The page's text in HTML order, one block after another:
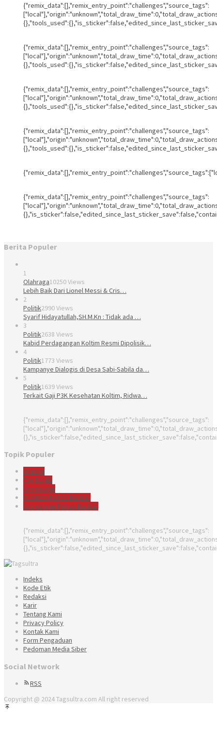
{"remix_data":[],"remix_entry_point":"challenges","source_tags":
{"remix_data":[],"remix_entry_point":"challenges","source_tags":
{"remix_data":[],"remix_entry_point":"challenges","source_tags":
{"remix_data":[],"remix_entry_point":"challenges","source_tags":
{"remix_data":[],"remix_entry_point":"challenges","source_tags":
Berita Populer
1
Olahraga10250 Views
Lebih Baik Dari Lionel Messi & Cris…
2
Politik2990 Views
Syarif Hidayatullah,SH.M.Kn : Tidak ada …
3
Politik2638 Views
Kabid Perdagangan Koltim Resmi Dipolisik…
4
Politik1773 Views
Kampanye Dialogis di Desa Sabi-Sabila da…
5
Politik1639 Views
Terkait Gaji P3K Kesehatan Koltim, Ridwa…
{"remix_data":[],"remix_entry_point":"challenges","source_tags":
Topik Populer
Baubau
Tag Berita
Satreskrim
Resmob Polres Baubau
Satreskrim Polres Baubau
{"remix_data":[],"remix_entry_point":"challenges","source_tags":
Indeks
Kode Etik
Redaksi
Karir
Tentang Kami
Privacy Policy
Kontak Kami
Form Pengaduan
Pedoman Media Siber
Social Network
RSS
Copyright @ 2024 Tagsultra.com All right reserved